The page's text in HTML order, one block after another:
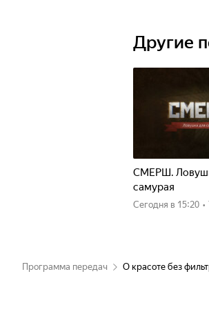
Другие
СМЕРШ.
самурая
Сегодня в 15:20 •
Программа передач О красоте без